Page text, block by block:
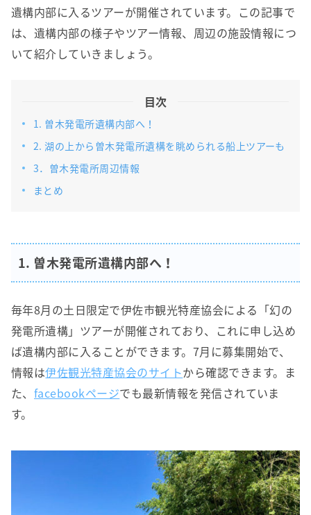
遺構内部に入るツアーが開催されています。この記事で
は、遺構内部の様子やツアー情報、周辺の施設情報につ
いて紹介していきましょう。
目次
1. 曽木発電所遺構内部へ！
2. 湖の上から曽木発電所遺構を眺められる船上ツアーも
3．曽木発電所周辺情報
まとめ
1. 曽木発電所遺構内部へ！
毎年8月の土日限定で伊佐市観光特産協会による「幻の
発電所遺構」ツアーが開催されており、これに申し込め
ば遺構内部に入ることができます。7月に募集開始で、
情報は伊佐観光特産協会のサイトから確認できます。ま
た、 facebookページでも最新情報を発信されていま
す。